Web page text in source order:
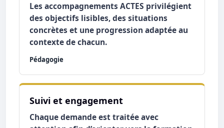
Les accompagnements ACTES privilégient
des objectifs lisibles, des situations
concrètes et une progression adaptée au
contexte de chacun.
Pédagogie
Suivi et engagement
Chaque demande est traitée avec